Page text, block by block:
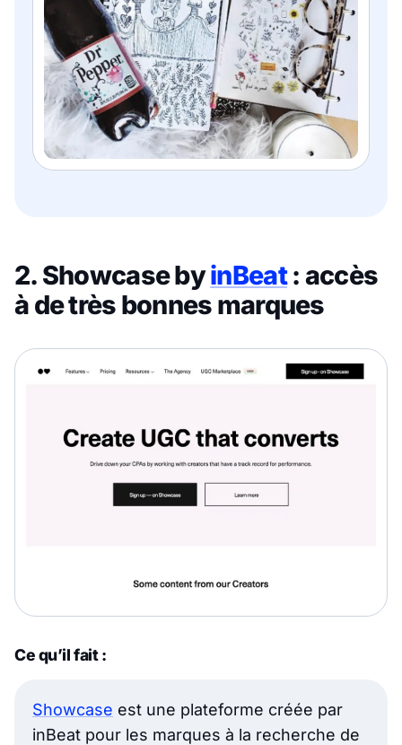
2. Showcase byinBeat: accès
à de très bonnes marques
Ce qu’il fait :
Showcase est une plateforme créée par
inBeat pour les marques à la recherche de